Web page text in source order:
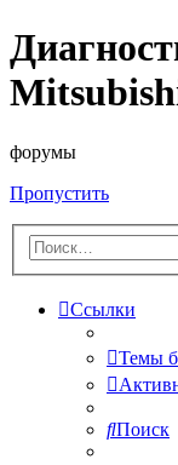
форумы
Пропустить
Ссылки
Темы
Поиск